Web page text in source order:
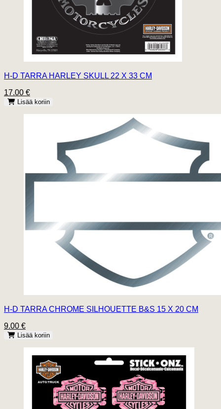
H-D TARRA HARLEY SKULL 22 X 33 CM
17.00 €
Lisää koriin
H-D TARRA CHROME SILHOUETTE B&S 15 X 20 CM
9.00 €
Lisää koriin